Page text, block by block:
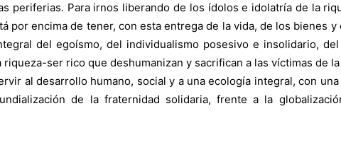
periferias. Para irnos liberando de los ídolos e idolatría de la
por encima de tener, con esta entrega de la vida, de los bienes
del egoísmo, del individualismo posesivo e insolidario,
ser rico que deshumanizan y sacrifican a las víctimas de
al desarrollo humano, social y a una ecología integral, con
de la fraternidad solidaria, frente a la